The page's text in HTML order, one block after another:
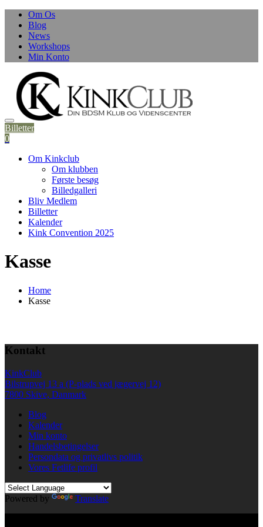
Skip
content
Om Os
Blog
News
Workshops
Min Konto
Billetter
0
Om Kinkclub
Om klubben
Første besøg
Billedgalleri
Bliv Medlem
Billetter
Kalender
Kink Convention 2025
Kasse
Home
Kasse
Kontakt
KinkClub
Bilstrupvej 13 a (P-plads ved jægervej 12)
7800 Skive, Danmark
Blog
Kalender
Min konto
Handelsbetingelser
Persondata og privatlivs politik
Vores Fetlife profil
Powered by
Translate